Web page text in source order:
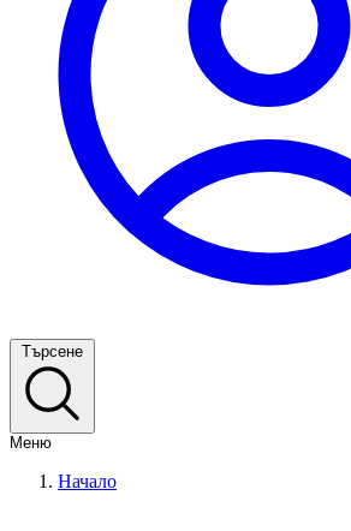
Търсене
Меню
Начало